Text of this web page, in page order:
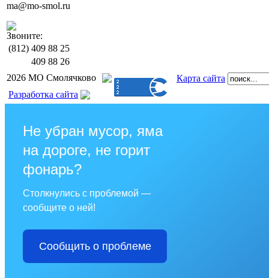
ma@mo-smol.ru
Звоните:
(812) 409 88 25
409 88 26
2026 МО Смолячково
Карта сайта
Разработка сайта
Не убран мусор, яма
на дороге, не горит
фонарь?
Столкнулись с проблемой —
сообщите о ней!
Сообщить о проблеме